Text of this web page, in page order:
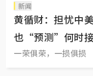
新闻
黄循财：担忧
也“预测”何时
一荣俱荣，一损俱损